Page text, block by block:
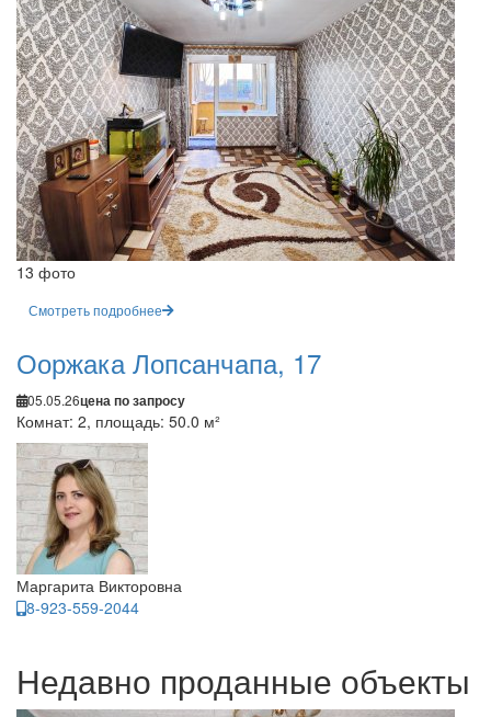
13 фото
Смотреть подробнее
Ооржака Лопсанчапа, 17
05.05.26цена по запросу
Комнат: 2, площадь: 50.0 м²
Маргарита Викторовна
8-923-559-2044
Недавно проданные объекты